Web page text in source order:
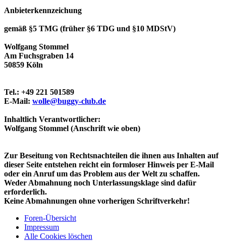
Anbieterkennzeichung
gemäß §5 TMG (früher §6 TDG und §10 MDStV)
Wolfgang Stommel
Am Fuchsgraben 14
50859 Köln
Tel.: +49 221 501589
E-Mail: wolle@buggy-club.de
Inhaltlich Verantwortlicher:
Wolfgang Stommel (Anschrift wie oben)
Zur Beseitung von Rechtsnachteilen die ihnen aus Inhalten auf
dieser Seite entstehen reicht ein formloser Hinweis per E-Mail
oder ein Anruf um das Problem aus der Welt zu schaffen.
Weder Abmahnung noch Unterlassungsklage sind dafür
erforderlich.
Keine Abmahnungen ohne vorherigen Schriftverkehr!
Foren-Übersicht
Impressum
Alle Cookies löschen